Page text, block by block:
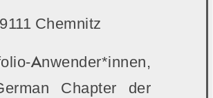
Chemnitz
Anwender*innen,
Chapter der